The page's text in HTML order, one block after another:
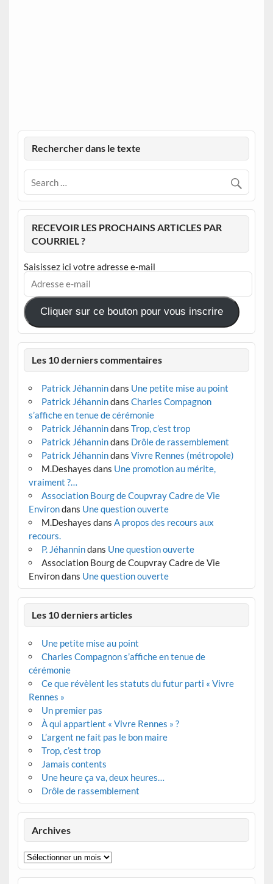
Rechercher dans le texte
RECEVOIR LES PROCHAINS ARTICLES PAR
COURRIEL ?
Saisissez ici votre adresse e-mail
Adresse
mail
Cliquer sur ce bouton pour vous inscrire
Les 10 derniers commentaires
Patrick Jéhannindans Une petite mise au point
Patrick Jéhannindans Charles Compagnon
s’affiche en tenue de cérémonie
Patrick Jéhannindans Trop, c’est trop
Patrick Jéhannindans Drôle de rassemblement
Patrick Jéhannindans Vivre Rennes (métropole)
M.Deshayes dans Une promotion au mérite,
vraiment ?…
Association Bourg de Coupvray Cadre de Vie
Environdans Une question ouverte
M.Deshayes dans A propos des recours aux
recours.
P. Jéhannindans Une question ouverte
Association Bourg de Coupvray Cadre de Vie
Environdans Une question ouverte
Les 10 derniers articles
Une petite mise au point
Charles Compagnon s’affiche en tenue de
cérémonie
Ce que révèlent les statuts du futur parti « Vivre
Rennes »
Un premier pas
À qui appartient « Vivre Rennes » ?
L’argent ne fait pas le bon maire
Trop, c’est trop
Jamais contents
Une heure ça va, deux heures…
Drôle de rassemblement
Archives
Archives